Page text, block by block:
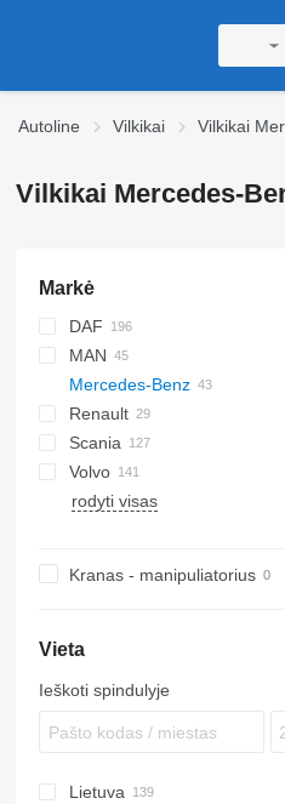
Autoline Vilkikai Vilkikai
Vilkikai Mercedes-
Markė
DAF
CF
LF
XF
XG
S-Way
Stralis
MAN
TGS
TGX
Mercedes-Benz
Actros
Actros 1840
Actros 1843
Actros 1845
Actros 2542
Actros 2548
Actros 2551
Axor
Axor 1836
Renault
K-series
Magnum
Premium
Scania
G-series
P-series
Volvo
F88
rodyti visas
Kranas - manipuliatorius
Vieta
Ieškoti spindulyje
Lietuva